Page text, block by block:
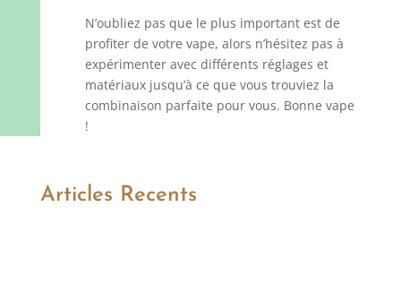
N’oubliez pas que le plus important est de
profiter de votre vape, alors n’hésitez pas à
expérimenter avec différents réglages et
matériaux jusqu’à ce que vous trouviez la
combinaison parfaite pour vous. Bonne vape
!
Articles Recents